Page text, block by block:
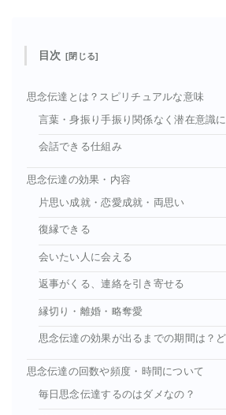
目次
思念伝達とは？スピリチュアルな意味
言葉・身振り手振り関係なく潜在意識
会話できる仕組み
思念伝達の効果・内容
片思い成就・恋愛成就・両思い
復縁できる
会いたい人に会える
返事がくる、連絡を引き寄せる
縁切り・離婚・略奪愛
思念伝達の効果が出るまでの期間は？
思念伝達の回数や頻度・時間について
毎日思念伝達するのはダメなの？